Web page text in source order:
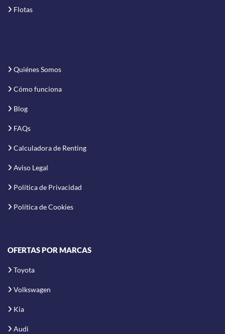
Flotas
Quiénes Somos
Cómo funciona
Blog
FAQs
Calculadora de Renting
Aviso Legal
Política de Privacidad
Política de Cookies
OFERTAS POR MARCAS
Toyota
Volkswagen
Kia
Audi